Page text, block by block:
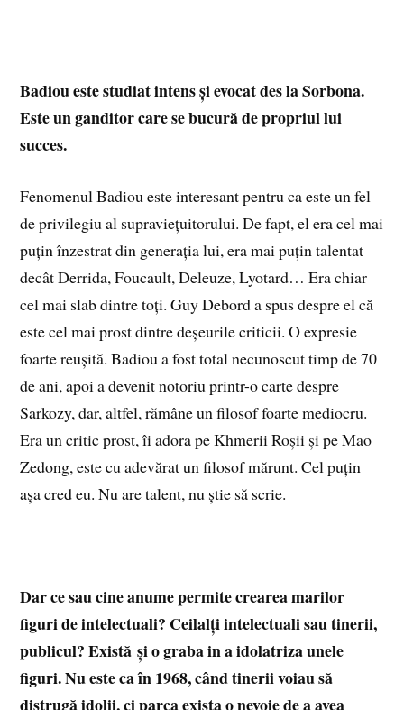
Badiou este studiat intens și evocat des la Sorbona.
Este un ganditor care se bucură de propriul lui
succes.
Fenomenul Badiou este interesant pentru ca este un fel
de privilegiu al supraviețuitorului. De fapt, el era cel mai
puțin înzestrat din generația lui, era mai puțin talentat
decât Derrida, Foucault, Deleuze, Lyotard… Era chiar
cel mai slab dintre toți. Guy Debord a spus despre el că
este cel mai prost dintre deșeurile criticii. O expresie
foarte reușită. Badiou a fost total necunoscut timp de 70
de ani, apoi a devenit notoriu printr-o carte despre
Sarkozy, dar, altfel, rămâne un filosof foarte mediocru.
Era un critic prost, îi adora pe Khmerii Roșii și pe Mao
Zedong, este cu adevărat un filosof mărunt. Cel puțin
așa cred eu. Nu are talent, nu știe să scrie.
Dar ce sau cine anume permite crearea marilor
figuri de intelectuali? Ceilalți intelectuali sau tinerii,
publicul? Există și o graba in a idolatriza unele
figuri. Nu este ca în 1968, când tinerii voiau să
distrugă idolii, ci parca exista o nevoie de a avea